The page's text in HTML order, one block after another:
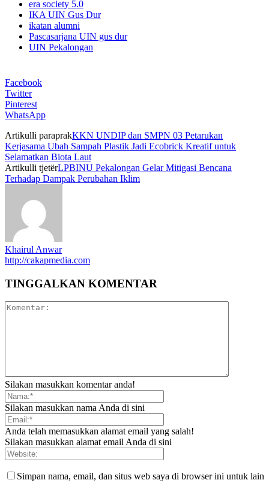
era society 5.0
IKA UIN Gus Dur
ikatan alumni
Pascasarjana UIN gus dur
UIN Pekalongan
Facebook
Twitter
Pinterest
WhatsApp
Artikulli paraprakKKN UNDIP dan SMPN 03 Petarukan
Kerjasama Ubah Sampah Plastik Jadi Ecobrick Kreatif untuk
Selamatkan Biota Laut
Artikulli tjetërLPBINU Pekalongan Gelar Mitigasi Bencana
Terhadap Dampak Perubahan Iklim
Khairul Anwar
http://cakapmedia.com
TINGGALKAN KOMENTAR
Silakan masukkan komentar anda!
Silakan masukkan nama Anda di sini
Anda telah memasukkan alamat email yang salah!
Silakan masukkan alamat email Anda di sini
Simpan nama, email, dan situs web saya di browser ini untuk lain